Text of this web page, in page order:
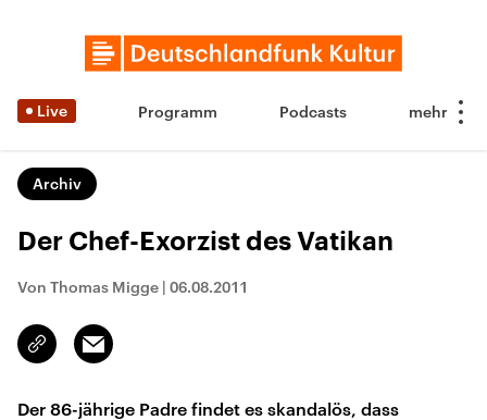
Live Programm Podcasts
Archiv
Der Chef-Exorzist des Vatikan
Von Thomas Migge | 06.08.2011
Link
kopieren/teilen
Email
Der 86-jährige Padre findet es skandalös, dass